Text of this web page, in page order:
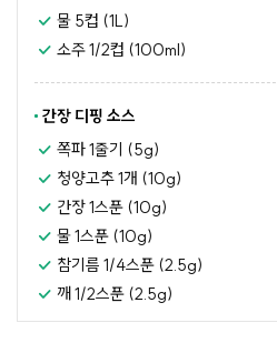
물 5컵 (1L)
소주 1/2컵 (100ml)
간장 디핑 소스
쪽파 1줄기 (5g)
청양고추 1개 (10g)
간장 1스푼 (10g)
물 1스푼 (10g)
참기름 1/4스푼 (2.5g)
깨 1/2스푼 (2.5g)